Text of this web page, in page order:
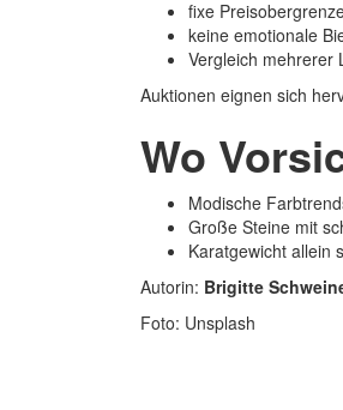
fixe
keine emotionale
Vergleich mehrerer
Auktionen eignen sich
Wo
Modische
Große Steine mit
Karatgewicht allein
Autorin: Brigitte
Foto: Unsplash